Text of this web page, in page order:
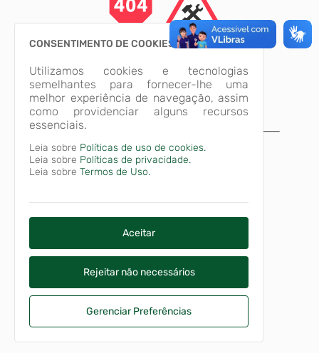
A página não foi
encontrada!
Voltar para o início
CONSENTIMENTO DE COOKIES
Utilizamos cookies e tecnologias
semelhantes para fornecer-lhe uma
melhor experiência de navegação, assim
como providenciar alguns recursos
essenciais.
Leia sobre Políticas de uso de cookies.
Leia sobre Políticas de privacidade.
Leia sobre Termos de Uso.
Aceitar
Rejeitar não necessários
Gerenciar Preferências